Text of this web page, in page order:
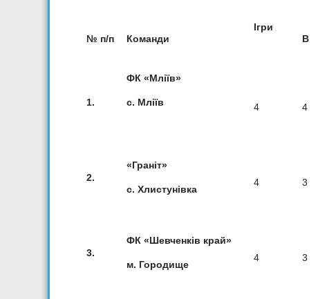
№ п/п Команди
Ігри
В
1.
ФК «Мліїв»
с. Мліїв 4 4
2.
«Граніт»
с. Хлистунівка
4 3
3.
ФК «Шевченків край»
м. Городище
4 3